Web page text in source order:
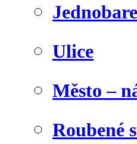
Ulice
Město –
Roubené